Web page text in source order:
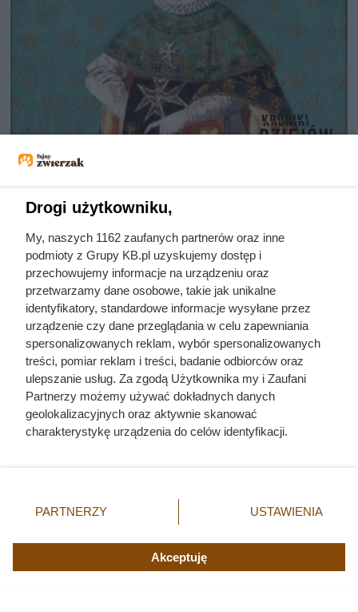
Sprowadzał prostytutki na Wawel,
Anną. Ten polski król był wielką
porażką
Dlaczego nikt nie chciał poślubić
syna Jana III Sobieskiego?
Odpowiedź zaskakuje
Drogi użytkowniku,
My, naszych 1162 zaufanych partnerów oraz inne
podmioty z Grupy KB.pl uzyskujemy dostęp i
przechowujemy informacje na urządzeniu oraz
przetwarzamy dane osobowe, takie jak unikalne
identyfikatory, standardowe informacje wysyłane przez
urządzenie czy dane przeglądania w celu zapewniania
spersonalizowanych reklam, wybór spersonalizowanych
treści, pomiar reklam i treści, badanie odbiorców oraz
ulepszanie usług. Za zgodą Użytkownika my i Zaufani
Partnerzy możemy używać dokładnych danych
geolokalizacyjnych oraz aktywnie skanować
charakterystykę urządzenia do celów identyfikacji.
zmienić/wycofać klikając przycisk ustawień prywatności
znajdujący się w lewym dolnym rogu strony. Niektóre
użytkownika, ale masz prawo sprzeciwić się takiemu
przetwarzaniu. Preferencje będą miały zastosowania tylko
PARTNERZY USTAWIENIA
Akceptuję